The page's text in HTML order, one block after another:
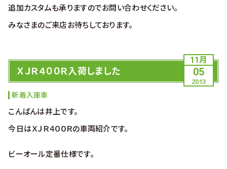
追加カスタムも承りますのでお問い合わせください。
みなさまのご来店お待ちしております。
11月
05
2013
ＸＪＲ４００Ｒ入荷しました
新着入庫車
こんばんは井上です。
今日はＸＪＲ４００Ｒの車両紹介です。
ビーオール定番仕様です。